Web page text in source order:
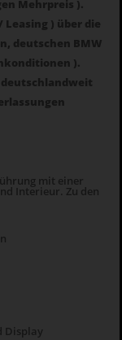
Mehrpreis ).
) über die
deutschen BMW
).
mit einer
Interieur. Zu den
Display